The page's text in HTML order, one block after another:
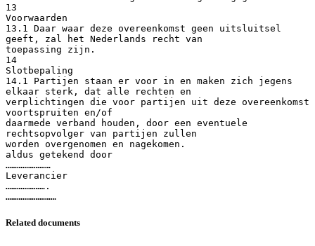
13
Voorwaarden
13.1 Daar waar deze overeenkomst geen uitsluitsel
geeft, zal het Nederlands recht van
toepassing zijn.
14
Slotbepaling
14.1 Partijen staan er voor in en maken zich jegens
elkaar sterk, dat alle rechten en
verplichtingen die voor partijen uit deze overeenkomst
voortspruiten en/of
daarmede verband houden, door een eventuele
rechtsopvolger van partijen zullen
worden overgenomen en nagekomen.
aldus getekend door
……………………
Leverancier
………………….
Related documents